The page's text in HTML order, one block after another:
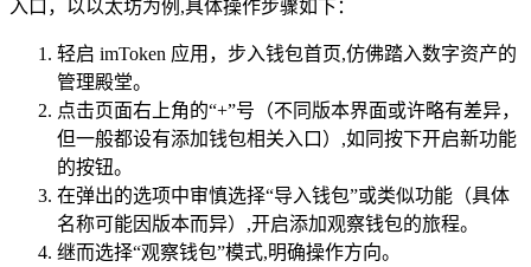
入口，以以太坊为例,具体操作步骤如下：
轻启 imToken 应用，步入钱包首页,仿佛踏入数字资产的
管理殿堂。
点击页面右上角的“+”号（不同版本界面或许略有差异，
但一般都设有添加钱包相关入口）,如同按下开启新功能
的按钮。
在弹出的选项中审慎选择“导入钱包”或类似功能（具体
名称可能因版本而异）,开启添加观察钱包的旅程。
继而选择“观察钱包”模式,明确操作方向。